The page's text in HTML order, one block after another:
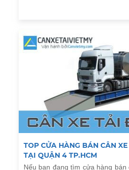
TOP CỬA HÀNG BÁN CÂN
TẠI QUẬN 4 TP.HCM
Nếu bạn đang tìm cửa hàng bán